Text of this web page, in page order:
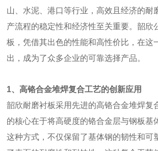
山、水泥、港口等行业，高效且经济的耐
产流程的稳定性和经济性至关重要。韶欣
板，凭借其出色的性能和高性价比，在这
出，成为了众多企业的可靠选择产品。
1、高铬合金堆焊复合工艺的创新应用
韶欣耐磨衬板采用先进的高铬合金堆焊复
的核心在于将高硬度的铬合金层与钢板基
这种方式，不仅保留了基体钢的韧性和可